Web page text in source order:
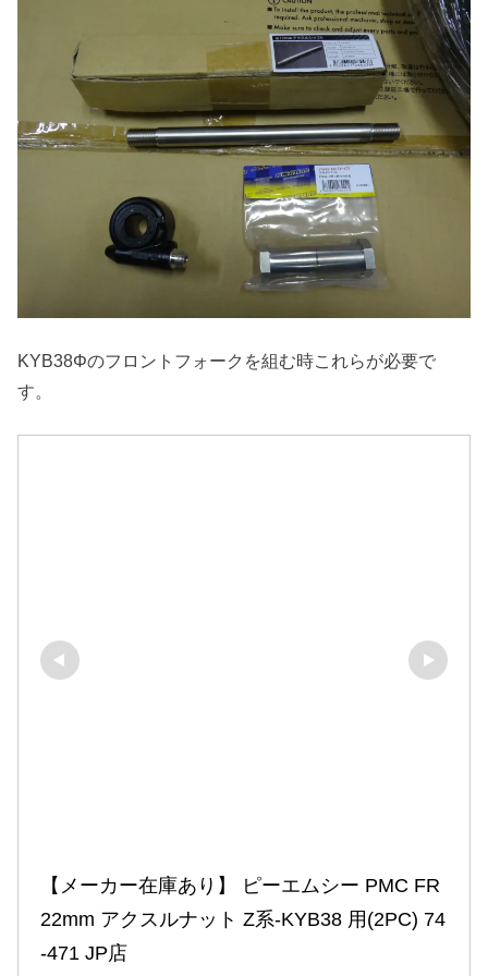
KYB38Φのフロントフォークを組む時これらが必要で
す。
【メーカー在庫あり】 ピーエムシー PMC FR
22mm アクスルナット Z系-KYB38 用(2PC) 74
-471 JP店